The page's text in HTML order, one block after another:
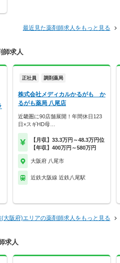
最近見た薬剤師求人をもっと見る
師求人
正社員 調剤薬局
株式会社メディカルかるがも か
るがも薬局 八尾店
近畿圏に90店舗展開！年間休日123
日×スギHD母…
【月収】33.3万円～48.3万円位
【年収】400万円～580万円
大阪府 八尾市
近鉄大阪線 近鉄八尾駅
(大阪府)エリアの薬剤師求人をもっと見る
求人